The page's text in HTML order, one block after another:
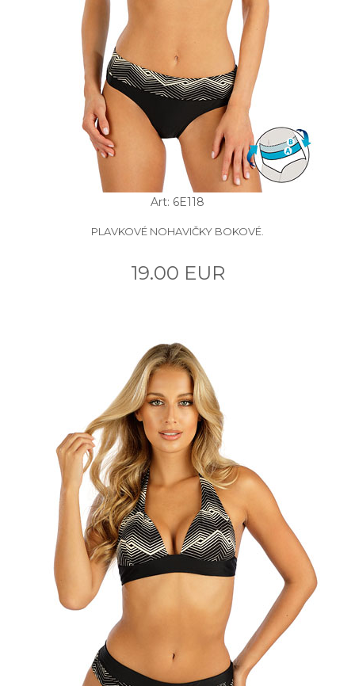
Art: 6E118
PLAVKOVÉ NOHAVIČKY BOKOVÉ.
19.00 EUR